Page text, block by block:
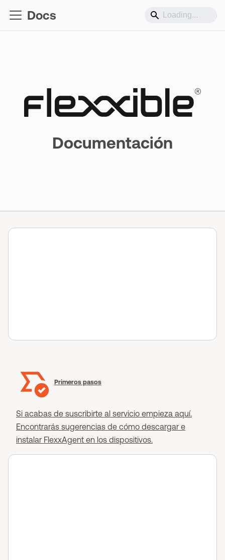
Docs Soporte
Documentación
Primeros pasos
Si acabas de suscribirte al servicio empieza aquí.
Encontrarás sugerencias de cómo descargar e
instalar FlexxAgent en los dispositivos.